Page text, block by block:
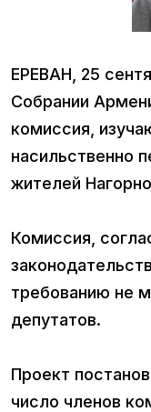
ЕРЕВАН, 25
Собрании
комиссия,
насильственно
жителей
Комиссия,
требованию не
депутатов.
Проект
число членов